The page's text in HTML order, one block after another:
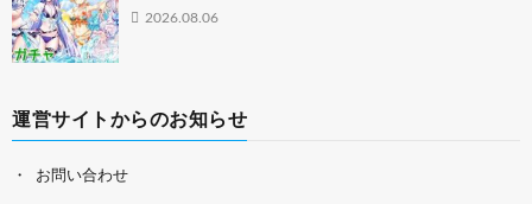
2026.08.06
運営サイトからのお知らせ
お問い合わせ